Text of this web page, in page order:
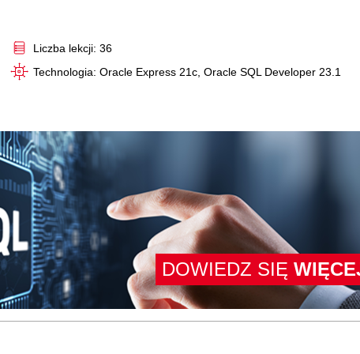
Liczba lekcji: 36
Technologia: Oracle Express 21c, Oracle SQL Developer 23.1
DOWIEDZ SIĘ